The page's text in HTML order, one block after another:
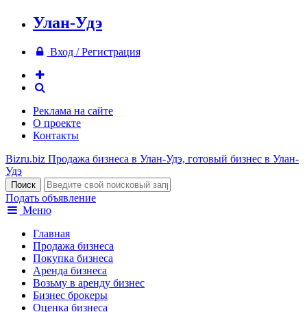
Улан-Удэ
Вход / Регистрация
Реклама на сайте
О проекте
Контакты
Bizru.biz Продажа бизнеса в Улан-Удэ, готовый бизнес в Улан-
Удэ
Подать объявление
Меню
Главная
Продажа бизнеса
Покупка бизнеса
Аренда бизнеса
Возьму в аренду бизнес
Бизнес брокеры
Оценка бизнеса